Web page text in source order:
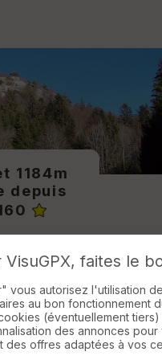
1184m
depuis
la foret
milieu d'une faune
au col du Planet
une clairière
falaises du Mont
VisuGPX, faites le
vous autorisez l'utilisation
au bon fonctionnement
(éventuellement
des annonces pour
des offres adaptées à vos